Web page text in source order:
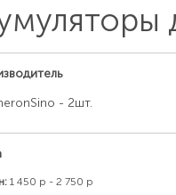
- 2шт.
1 450 р - 2 750 р